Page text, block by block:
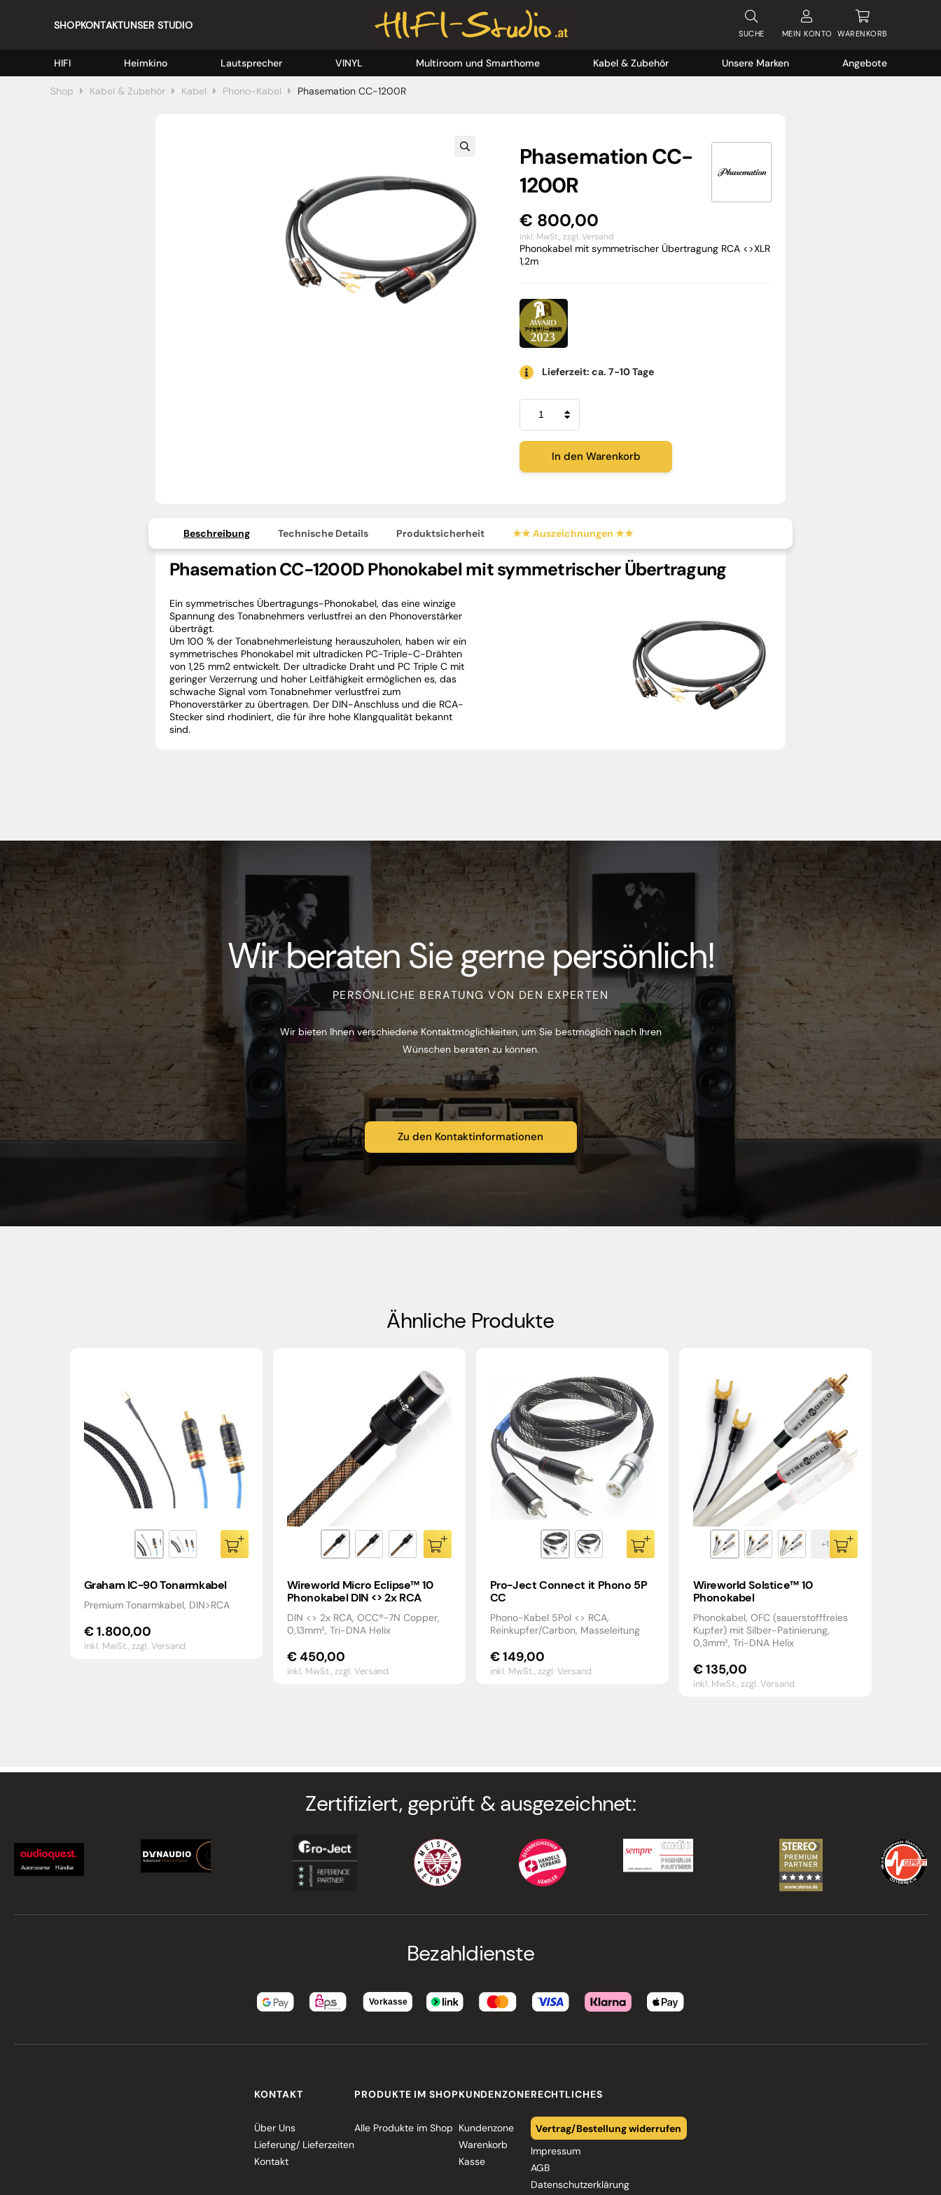
SHOPKONTAKTUNSER STUDIO
SUCHE MEIN KONTO WARENKORB
HIFI Heimkino Lautsprecher VINYL Multiroom und Smarthome Kabel & Zubehör Unsere Marken Angebote
Shop Kabel & Zubehör Kabel Phono-Kabel Phasemation CC-1200R
Phasemation CC-
1200R
€ 800,00
inkl. MwSt.,zzgl. Versand
Phonokabel mit symmetrischer Übertragung RCA <>XLR
1,2m
Lieferzeit: ca. 7-10 Tage
Phasemation
1200R
Menge
In den Warenkorb
Beschreibung Technische Details Produktsicherheit ★★ Auszeichnungen ★★
Phasemation CC-1200D Phonokabel mit symmetrischer Übertragung
Ein symmetrisches Übertragungs-Phonokabel, das eine winzige
Spannung des Tonabnehmers verlustfrei an den Phonoverstärker
überträgt.
Um 100 % der Tonabnehmerleistung herauszuholen, haben wir ein
symmetrisches Phonokabel mit ultradicken PC-Triple-C-Drähten
von 1,25 mm2 entwickelt. Der ultradicke Draht und PC Triple C mit
geringer Verzerrung und hoher Leitfähigkeit ermöglichen es, das
schwache Signal vom Tonabnehmer verlustfrei zum
Phonoverstärker zu übertragen. Der DIN-Anschluss und die RCA-
Stecker sind rhodiniert, die für ihre hohe Klangqualität bekannt
sind.
Wir beraten Sie gerne persönlich!
PERSÖNLICHE BERATUNG VON DEN EXPERTEN
Wir bieten Ihnen verschiedene Kontaktmöglichkeiten, um Sie bestmöglich nach Ihren
Wünschen beraten zu können.
Zu den Kontaktinformationen
Ähnliche Produkte
Graham IC-90 Tonarmkabel
Premium Tonarmkabel, DIN>RCA
€1.800,00
inkl. MwSt.,zzgl. Versand
Wireworld Micro Eclipse™ 10
Phonokabel DIN <> 2x RCA
DIN <> 2x RCA, OCC®-7N Copper,
0,13mm², Tri-DNA Helix
€450,00
inkl. MwSt.,zzgl. Versand
Pro-Ject Connect it Phono 5P
CC
Phono-Kabel 5Pol <> RCA,
Reinkupfer/Carbon, Masseleitung
€149,00
inkl. MwSt.,zzgl. Versand
Wireworld Solstice™ 10
Phonokabel
Phonokabel, OFC (sauerstofffreies
Kupfer) mit Silber-Patinierung,
0,3mm², Tri-DNA Helix
€135,00
inkl. MwSt.,zzgl. Versand
Zertifiziert, geprüft & ausgezeichnet:
Bezahldienste
KONTAKT
Über Uns
Lieferung/ Lieferzeiten
Kontakt
PRODUKTE IM SHOP
Alle Produkte im Shop
KUNDENZONE
Kundenzone
Warenkorb
Kasse
RECHTLICHES
Vertrag/Bestellung widerrufen
Impressum
AGB
Datenschutzerklärung